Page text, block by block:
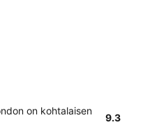
on kohtalaisen
9.3